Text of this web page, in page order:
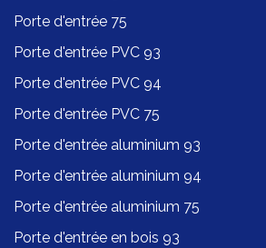
Porte d'entrée 75
Porte d'entrée PVC 93
Porte d'entrée PVC 94
Porte d'entrée PVC 75
Porte d'entrée aluminium 93
Porte d'entrée aluminium 94
Porte d'entrée aluminium 75
Porte d'entrée en bois 93